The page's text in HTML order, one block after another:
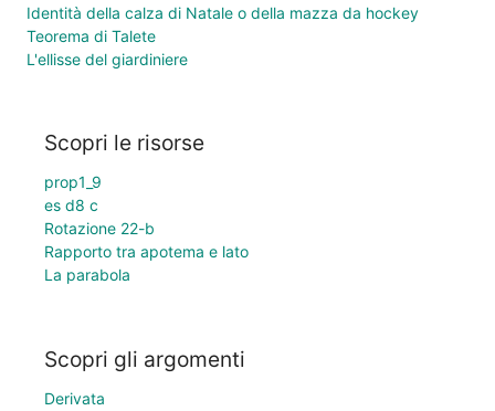
Identità della calza di Natale o della mazza da hockey
Teorema di Talete
L'ellisse del giardiniere
Scopri le risorse
prop1_9
es d8 c
Rotazione 22-b
Rapporto tra apotema e lato
La parabola
Scopri gli argomenti
Derivata